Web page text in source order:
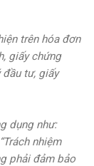
trên hóa đơn
giấy chứng
đầu tư, giấy
dụng như:
nhiệm
phải đảm bảo